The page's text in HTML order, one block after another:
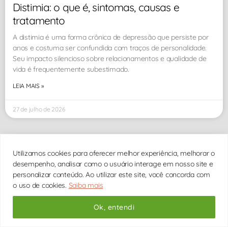
Utilizamos cookies para oferecer melhor experiência, melhorar o
desempenho, analisar como o usuário interage em nosso site e
personalizar conteúdo. Ao utilizar este site, você concorda com
o uso de cookies. Saiba mais
Ok, entendi
Distimia: o que é, sintomas, causas e
tratamento
A distimia é uma forma crônica de depressão que persiste por
anos e costuma ser confundida com traços de personalidade.
Seu impacto silencioso sobre relacionamentos e qualidade de
vida é frequentemente subestimado.
LEIA MAIS »
27 de julho de 2026